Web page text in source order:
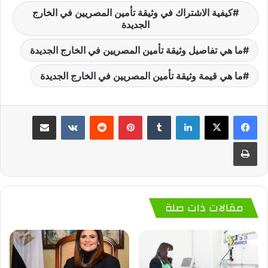
كيفية الاشتراك في وثيقة تأمين المصريين في الخارج
الجديدة
ما هي تفاصيل وثيقة تأمين المصريين في الخارج الجديدة
ما هي قيمة وثيقة تأمين المصريين في الخارج الجديدة
لينكدإن بينتيريست
مقالات ذات صلة